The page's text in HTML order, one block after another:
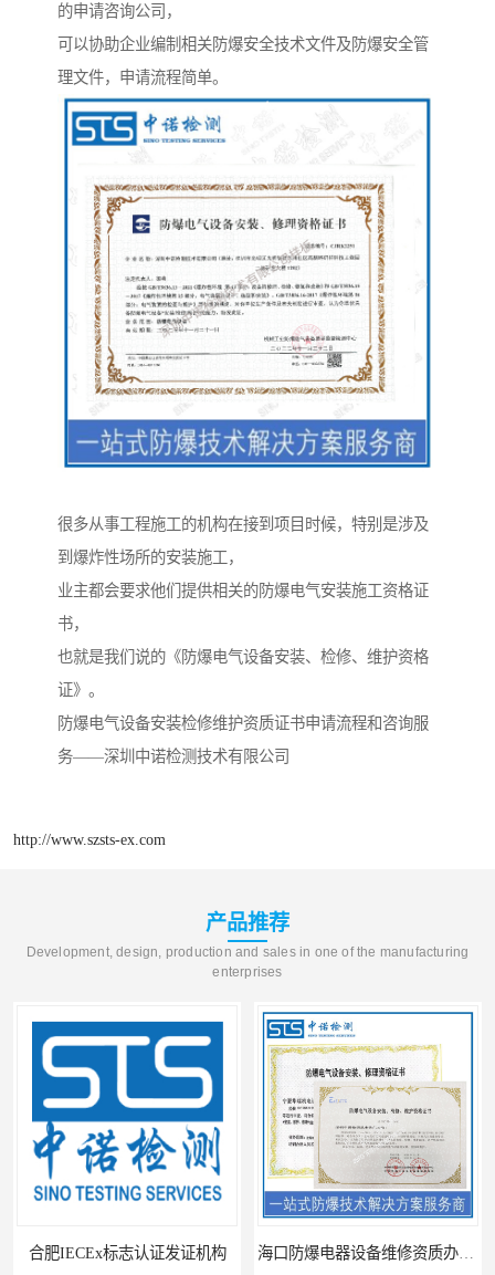
的申请咨询公司，
可以协助企业编制相关防爆安全技术文件及防爆安全管
理文件，申请流程简单。
很多从事工程施工的机构在接到项目时候，特别是涉及
到爆炸性场所的安装施工，
业主都会要求他们提供相关的防爆电气安装施工资格证
书，
也就是我们说的《防爆电气设备安装、检修、维护资格
证》。
防爆电气设备安装检修维护资质证书申请流程和咨询服
务——深圳中诺检测技术有限公司
http://www.szsts-ex.com
产品推荐
Development, design, production and sales in one of the manufacturing
enterprises
合肥IECEx标志认证发证机构